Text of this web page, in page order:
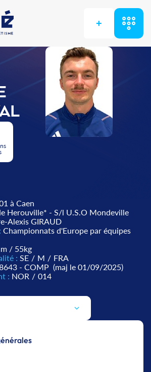
+
à Caen
Herouville* - S/l U.S.O Mondeville
Alexis GIRAUD
Championnats d'Europe par équipes
/ 55kg
: SE / M / FRA
- COMP (maj le 01/09/2025)
: NOR / 014